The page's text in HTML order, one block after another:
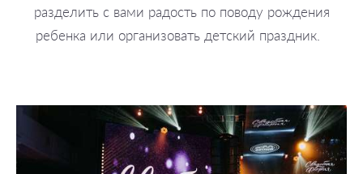
разделить с вами радость по поводу рождения
ребенка или организовать детский праздник.